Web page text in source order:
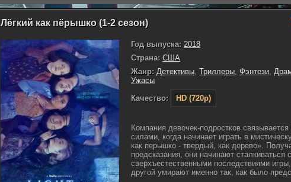
Лёгкий как пёрышко (1-2 сезон)
Год выпуска: 2018
Страна: США
Жанр: Детективы, Триллеры, Фэнтези,
Ужасы
Качество:
HD (720p)
Компания девочек-подростков
силами, когда начинает играть в
как перышко - твердый, как дерево».
предсказания, они начинают сталкиваться
сверхъестественными последствиями
другой умирают именно так, как было